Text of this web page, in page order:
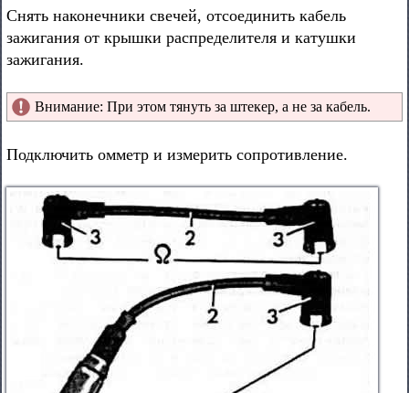
Снять наконечники свечей, отсоединить кабель
зажигания от крышки распределителя и катушки
зажигания.
Внимание: При этом тянуть за штекер, а не за кабель.
Подключить омметр и измерить сопротивление.